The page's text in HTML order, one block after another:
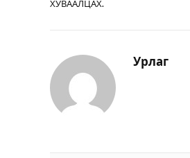
ХУВААЛЦАХ.
Урлаг